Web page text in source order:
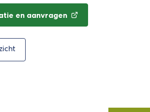
en aanvragen